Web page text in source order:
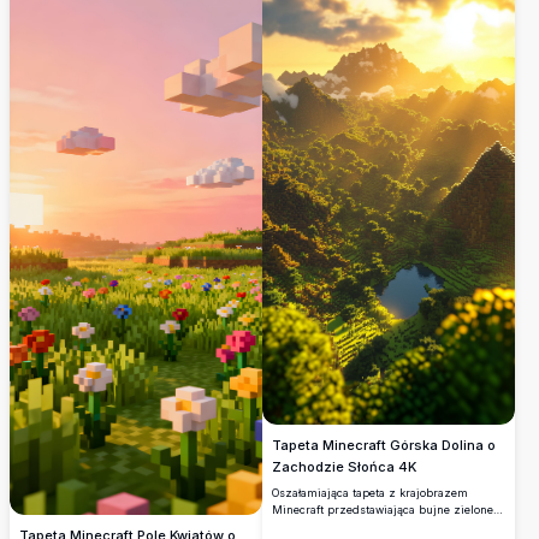
scenę przejścia sezonowego z
rozproszonymi opadłymi liśćmi
unoszącymi się na krystalicznie czystej
Tapeta Minecraft Górska Dolina o
Zachodzie Słońca 4K
Oszałamiająca tapeta z krajobrazem
Minecraft przedstawiająca bujne zielone